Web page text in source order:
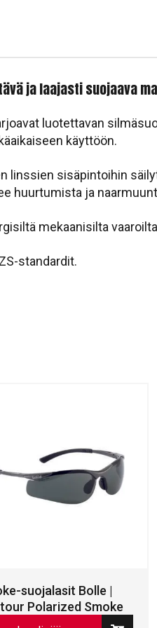
ja laajasti suojaava
luotettavan
käyttöön.
linssien sisäpintoihin
huurtumista ja
mekaanisilta
standardit.
suojalasit Bolle |
Polarized Smoke